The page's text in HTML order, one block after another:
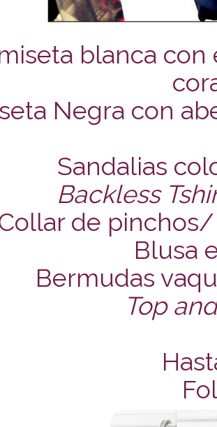
blanca
Negra con
Sandalias
Backless
de
Blusa
Bermudas
Top